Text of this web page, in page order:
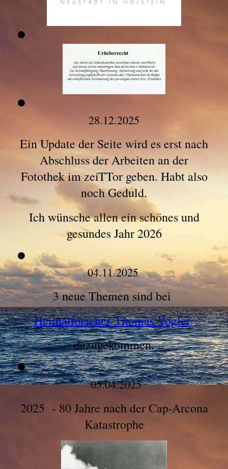
28.12.2025
Ein Update der Seite wird es erst nach
Abschluss der Arbeiten an der
Fotothek im zeiTTor geben. Habt also
noch Geduld.
Ich wünsche allen ein schönes und
gesundes Jahr 2026
04.11.2025
3 neue Themen sind bei
Heimatforscher Thomas Vogler
dazugekommen.
05.04.2025
2025 - 80 Jahre nach der Cap-Arcona
Katastrophe